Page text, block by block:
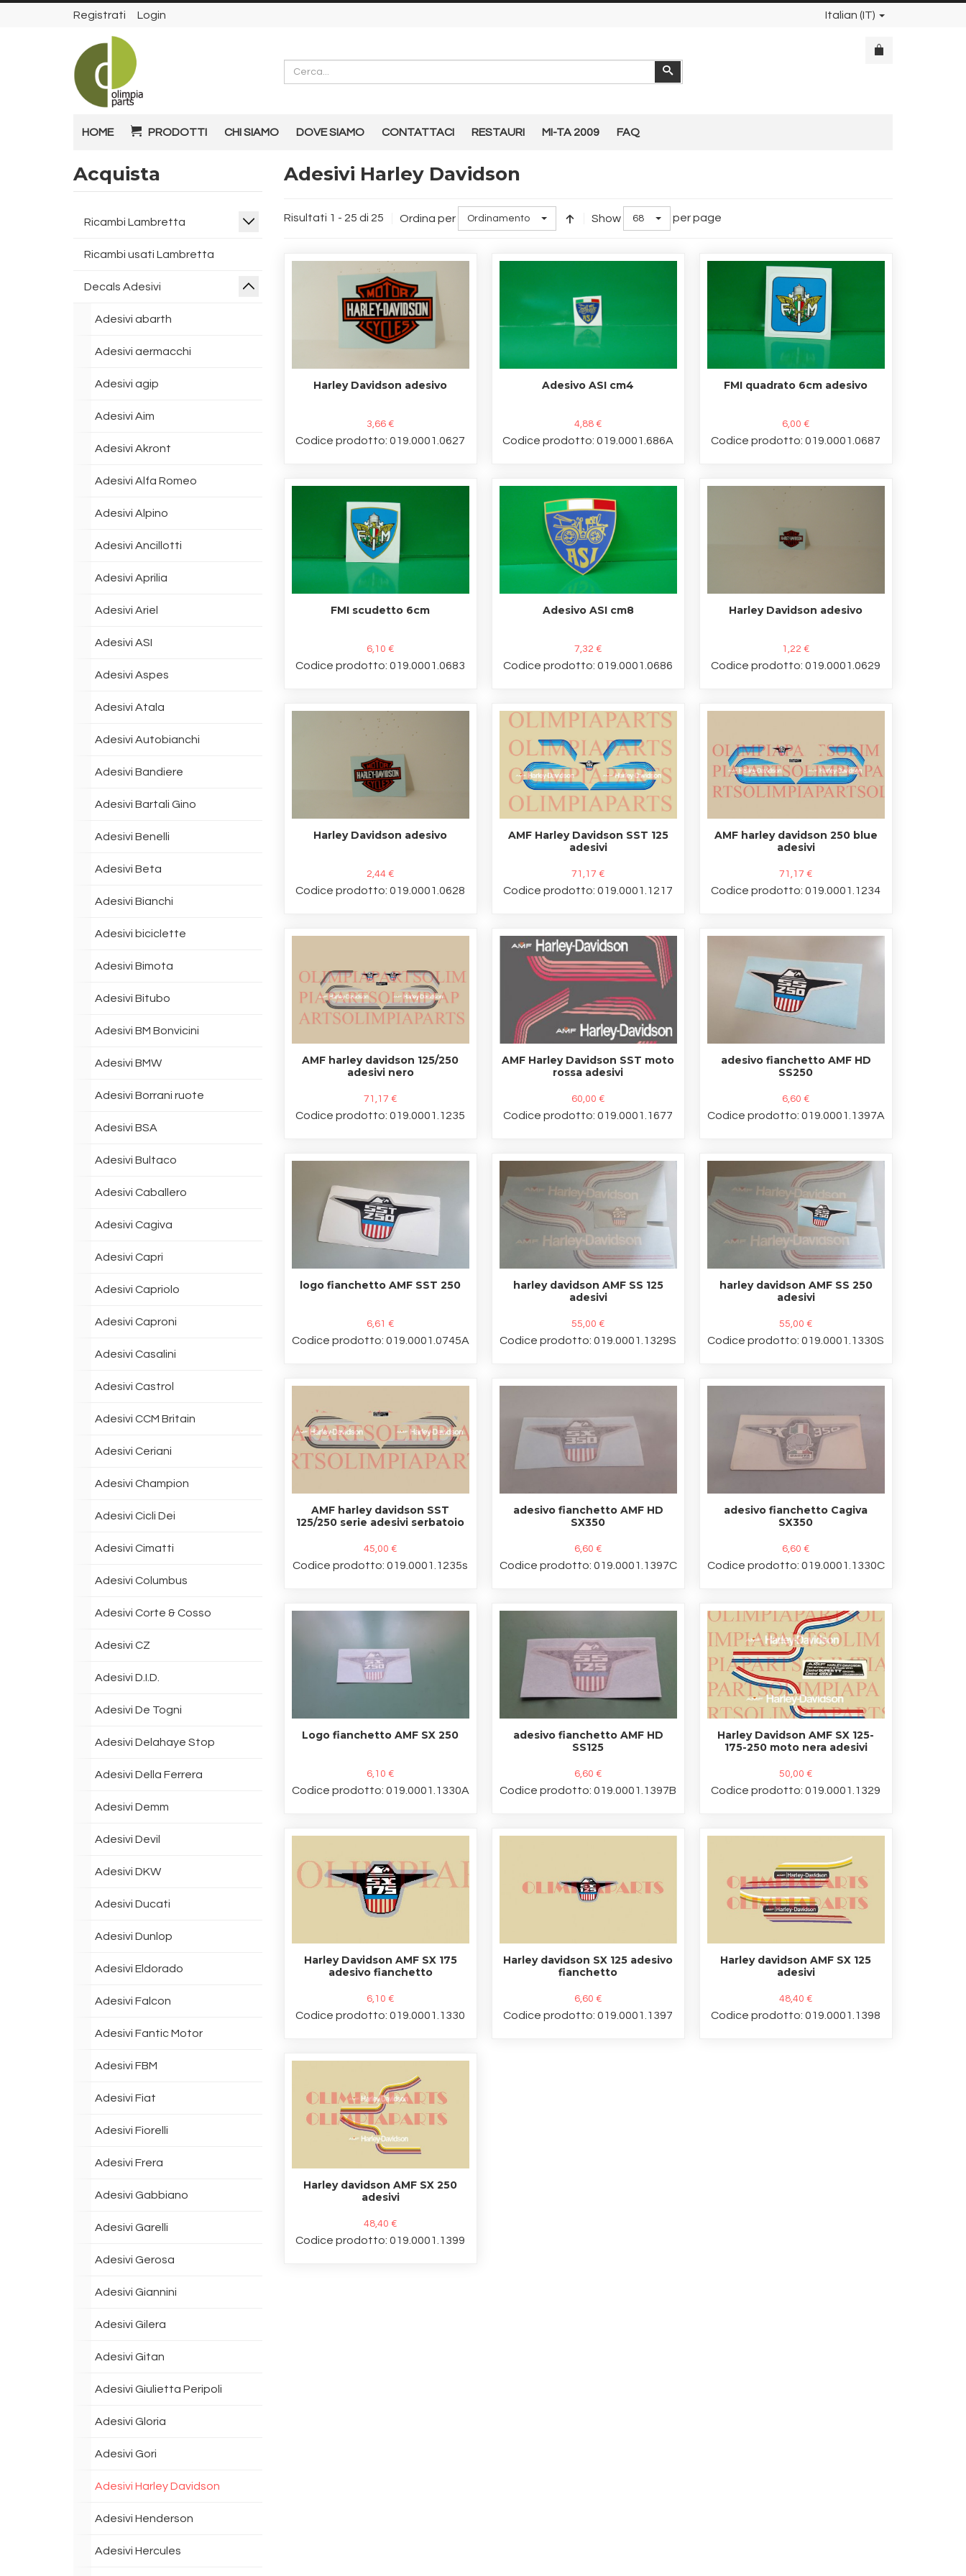
Registrati Login Italian (IT)
Cerca
Cerca
HOME PRODOTTI CHI SIAMO DOVE SIAMO CONTATTACI RESTAURI MI-TA 2009 FAQ
Adesivi Harley Davidson
Risultati 1 - 25 di 25 Ordina per Ordinamento Show 68 per page
Harley Davidson adesivo
3,66 €
Codice prodotto: 019.0001.0627
Adesivo ASI cm4
4,88 €
Codice prodotto: 019.0001.686A
FMI quadrato 6cm adesivo
6,00 €
Codice prodotto: 019.0001.0687
FMI scudetto 6cm
6,10 €
Codice prodotto: 019.0001.0683
Adesivo ASI cm8
7,32 €
Codice prodotto: 019.0001.0686
Harley Davidson adesivo
1,22 €
Codice prodotto: 019.0001.0629
Harley Davidson adesivo
2,44 €
Codice prodotto: 019.0001.0628
AMF Harley Davidson SST 125
adesivi
71,17 €
Codice prodotto: 019.0001.1217
AMF harley davidson 250 blue
adesivi
71,17 €
Codice prodotto: 019.0001.1234
AMF harley davidson 125/250
adesivi nero
71,17 €
Codice prodotto: 019.0001.1235
AMF Harley Davidson SST moto
rossa adesivi
60,00 €
Codice prodotto: 019.0001.1677
adesivo fianchetto AMF HD
SS250
6,60 €
Codice prodotto: 019.0001.1397A
logo fianchetto AMF SST 250
6,61 €
Codice prodotto: 019.0001.0745A
harley davidson AMF SS 125
adesivi
55,00 €
Codice prodotto: 019.0001.1329S
harley davidson AMF SS 250
adesivi
55,00 €
Codice prodotto: 019.0001.1330S
AMF harley davidson SST
125/250 serie adesivi serbatoio
45,00 €
Codice prodotto: 019.0001.1235s
adesivo fianchetto AMF HD
SX350
6,60 €
Codice prodotto: 019.0001.1397C
adesivo fianchetto Cagiva
SX350
6,60 €
Codice prodotto: 019.0001.1330C
Logo fianchetto AMF SX 250
6,10 €
Codice prodotto: 019.0001.1330A
adesivo fianchetto AMF HD
SS125
6,60 €
Codice prodotto: 019.0001.1397B
Harley Davidson AMF SX 125-
175-250 moto nera adesivi
50,00 €
Codice prodotto: 019.0001.1329
Harley Davidson AMF SX 175
adesivo fianchetto
6,10 €
Codice prodotto: 019.0001.1330
Harley davidson SX 125 adesivo
fianchetto
6,60 €
Codice prodotto: 019.0001.1397
Harley davidson AMF SX 125
adesivi
48,40 €
Codice prodotto: 019.0001.1398
Harley davidson AMF SX 250
adesivi
48,40 €
Codice prodotto: 019.0001.1399
Acquista
Ricambi Lambretta
Ricambi usati Lambretta
Decals Adesivi
Adesivi abarth
Adesivi aermacchi
Adesivi agip
Adesivi Aim
Adesivi Akront
Adesivi Alfa Romeo
Adesivi Alpino
Adesivi Ancillotti
Adesivi Aprilia
Adesivi Ariel
Adesivi ASI
Adesivi Aspes
Adesivi Atala
Adesivi Autobianchi
Adesivi Bandiere
Adesivi Bartali Gino
Adesivi Benelli
Adesivi Beta
Adesivi Bianchi
Adesivi biciclette
Adesivi Bimota
Adesivi Bitubo
Adesivi BM Bonvicini
Adesivi BMW
Adesivi Borrani ruote
Adesivi BSA
Adesivi Bultaco
Adesivi Caballero
Adesivi Cagiva
Adesivi Capri
Adesivi Capriolo
Adesivi Caproni
Adesivi Casalini
Adesivi Castrol
Adesivi CCM Britain
Adesivi Ceriani
Adesivi Champion
Adesivi Cicli Dei
Adesivi Cimatti
Adesivi Columbus
Adesivi Corte & Cosso
Adesivi CZ
Adesivi D.I.D.
Adesivi De Togni
Adesivi Delahaye Stop
Adesivi Della Ferrera
Adesivi Demm
Adesivi Devil
Adesivi DKW
Adesivi Ducati
Adesivi Dunlop
Adesivi Eldorado
Adesivi Falcon
Adesivi Fantic Motor
Adesivi FBM
Adesivi Fiat
Adesivi Fiorelli
Adesivi Frera
Adesivi Gabbiano
Adesivi Garelli
Adesivi Gerosa
Adesivi Giannini
Adesivi Gilera
Adesivi Gitan
Adesivi Giulietta Peripoli
Adesivi Gloria
Adesivi Gori
Adesivi Harley Davidson
Adesivi Henderson
Adesivi Hercules